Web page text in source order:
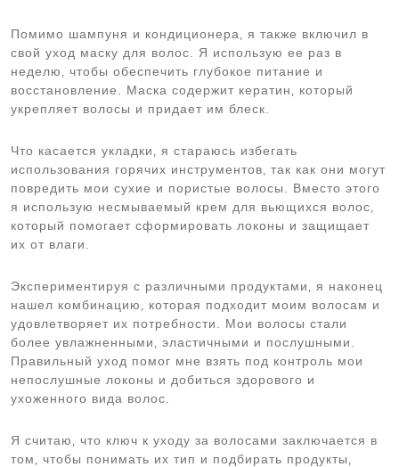
Помимо шампуня и кондиционера‚ я также включил в
свой уход маску для волос. Я использую ее раз в
неделю‚ чтобы обеспечить глубокое питание и
восстановление. Маска содержит кератин‚ который
укрепляет волосы и придает им блеск.
Что касается укладки‚ я стараюсь избегать
использования горячих инструментов‚ так как они могут
повредить мои сухие и пористые волосы. Вместо этого
я использую несмываемый крем для вьющихся волос‚
который помогает сформировать локоны и защищает
их от влаги.
Экспериментируя с различными продуктами‚ я наконец
нашел комбинацию‚ которая подходит моим волосам и
удовлетворяет их потребности. Мои волосы стали
более увлажненными‚ эластичными и послушными.
Правильный уход помог мне взять под контроль мои
непослушные локоны и добиться здорового и
ухоженного вида волос.
Я считаю‚ что ключ к уходу за волосами заключается в
том‚ чтобы понимать их тип и подбирать продукты‚